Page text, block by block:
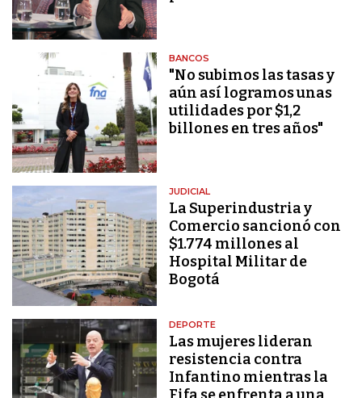
BANCOS
"No subimos las tasas y
aún así logramos unas
utilidades por $1,2
billones en tres años"
JUDICIAL
La Superindustria y
Comercio sancionó con
$1.774 millones al
Hospital Militar de
Bogotá
DEPORTE
Las mujeres lideran
resistencia contra
Infantino mientras la